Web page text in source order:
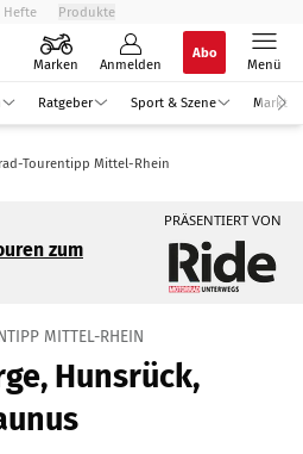
Hefte Produkte
Marken Anmelden
Abo
Menü
Ratgeber Sport & Szene Markt
Tourentipp Mittel-Rhein
zum
PRÄSENTIERT VON
MITTEL-RHEIN
Hunsrück,